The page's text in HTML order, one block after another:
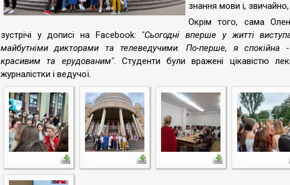
знання мови і,
Окрім того, сама
зустрічі у дописі на Facebook: "Сьогодні вперше у житті
майбутніми дикторами та телеведучими. По-перше, я спокійна
красивим та ерудованим". Студенти були вражені цікавістю
журналістки і ведучої.